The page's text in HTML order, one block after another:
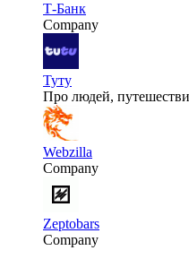
Т-Банк
Company
Туту
Про людей,
Webzilla
Company
Zeptobars
Company